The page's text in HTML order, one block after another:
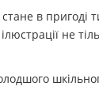
в пригоді
не